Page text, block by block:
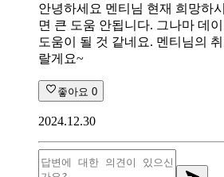
안녕하세요 멘티님 현재 희망하
면 큰 도움 안됩니다. 그나마 데
도움이 될 것 같네요. 멘티님의
랄게요~
좋아요 0
2024.12.30